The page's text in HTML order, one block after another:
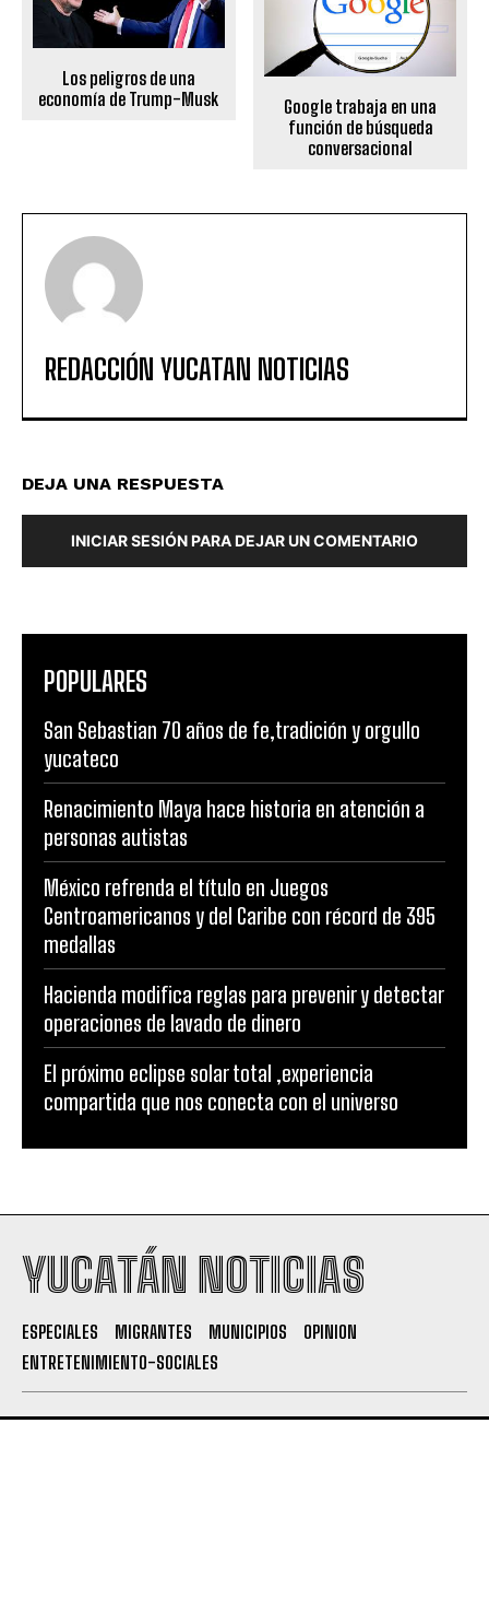
Los peligros de una
economía de Trump-Musk
Google trabaja en una
función de búsqueda
conversacional
REDACCIÓN YUCATAN NOTICIAS
DEJA UNA RESPUESTA
INICIAR SESIÓN PARA DEJAR UN COMENTARIO
POPULARES
San Sebastian 70 años de fe,tradición y orgullo
yucateco
Renacimiento Maya hace historia en atención a
personas autistas
México refrenda el título en Juegos
Centroamericanos y del Caribe con récord de 395
medallas
Hacienda modifica reglas para prevenir y detectar
operaciones de lavado de dinero
El próximo eclipse solar total ,experiencia
compartida que nos conecta con el universo
YUCATÁN NOTICIAS
ESPECIALES MIGRANTES MUNICIPIOS
OPINION
ENTRETENIMIENTO-SOCIALES